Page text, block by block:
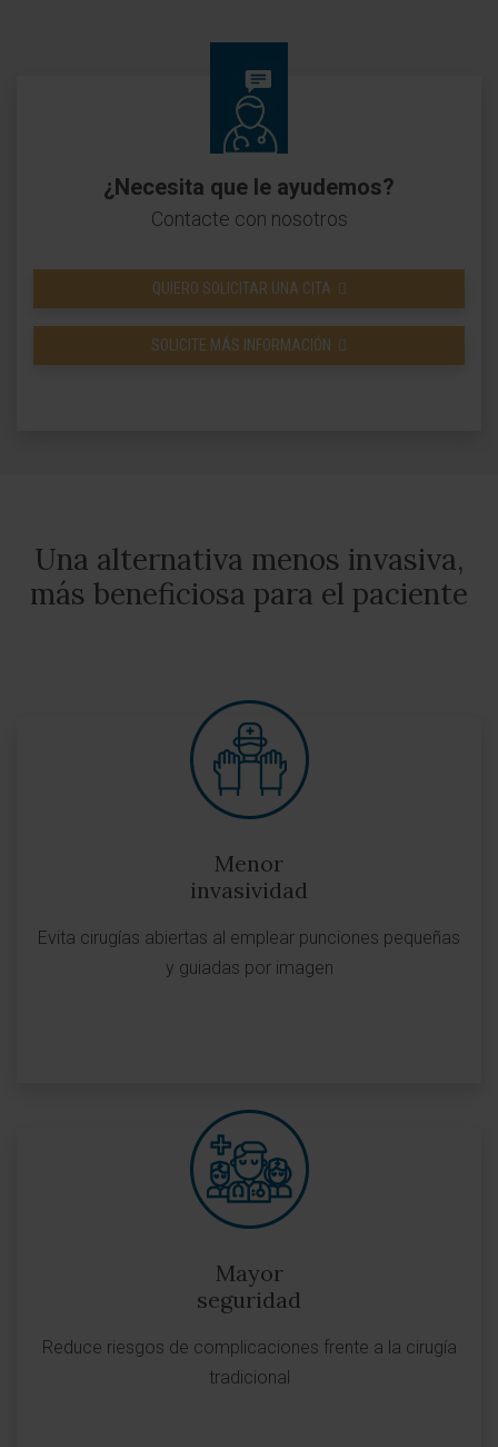
¿Necesita que le ayudemos?
Contacte con nosotros
QUIERO SOLICITAR UNA CITA
SOLICITE MÁS INFORMACIÓN
Una alternativa menos invasiva,
más beneficiosa para el paciente
Menor
invasividad
Evita cirugías abiertas al emplear punciones pequeñas
y guiadas por imagen
Mayor
seguridad
Reduce riesgos de complicaciones frente a la cirugía
tradicional